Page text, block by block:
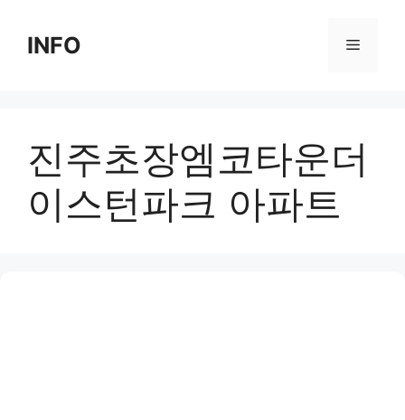
contentINFO Menu
진주초장엠코타운더
이스턴파크 아파트